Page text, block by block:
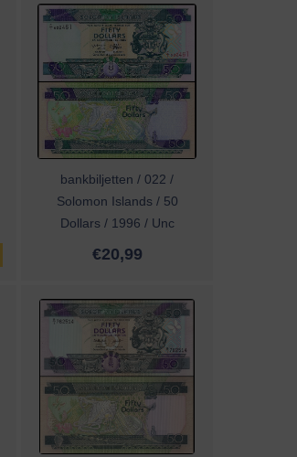
bankbiljetten / 022 /
Solomon Islands / 50
Dollars / 1996 / Unc
€20,99